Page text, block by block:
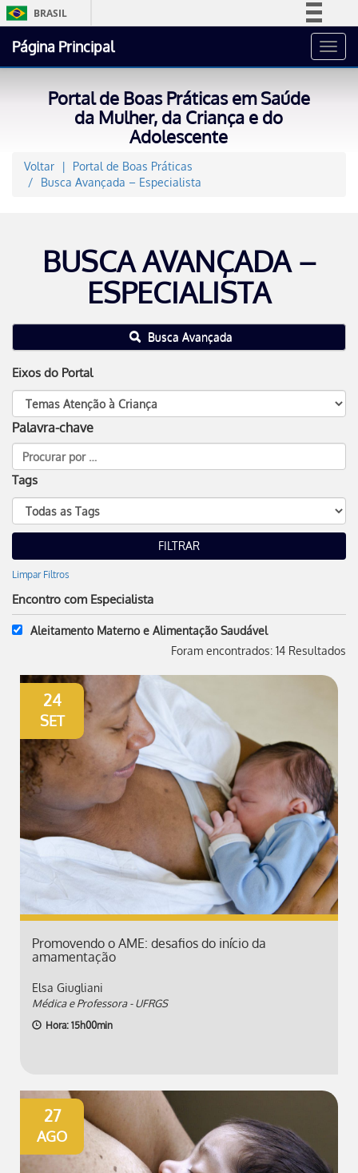
BRASIL
Acesso à informação
Página Principal
Portal de Boas Práticas em Saúde
da Mulher, da Criança e do
Adolescente
Voltar
Portal de Boas Práticas
Busca Avançada – Especialista
BUSCA AVANÇADA –
ESPECIALISTA
Busca Avançada
Eixos do Portal
Palavra-chave
Tags
Limpar Filtros
Encontro com Especialista
Aleitamento Materno e Alimentação Saudável
Foram encontrados: 14 Resultados
24
SET
Promovendo o AME: desafios do início da
amamentação
Elsa Giugliani
Médica e Professora - UFRGS
Hora: 15h00min
27
AGO